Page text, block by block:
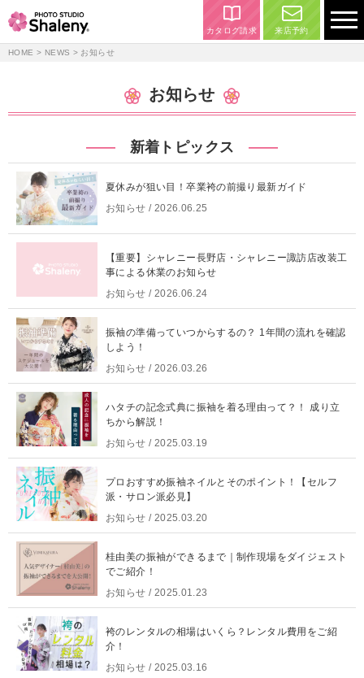
カタログ請求 来店予約
HOME > NEWS > お知らせ
お知らせ
新着トピックス
夏休みが狙い目！卒業袴の前撮り最新ガイド
お知らせ / 2026.06.25
【重要】シャレニー長野店・シャレニー諏訪店改装工
事による休業のお知らせ
お知らせ / 2026.06.24
振袖の準備っていつからするの？ 1年間の流れを確認
しよう！
お知らせ / 2026.03.26
ハタチの記念式典に振袖を着る理由って？！ 成り立
ちから解説！
お知らせ / 2025.03.19
プロおすすめ振袖ネイルとそのポイント！【セルフ
派・サロン派必見】
お知らせ / 2025.03.20
桂由美の振袖ができるまで｜制作現場をダイジェスト
でご紹介！
お知らせ / 2025.01.23
袴のレンタルの相場はいくら？レンタル費用をご紹
介！
お知らせ / 2025.03.16